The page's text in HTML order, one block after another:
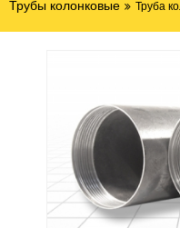
Трубы колонковые
Труба